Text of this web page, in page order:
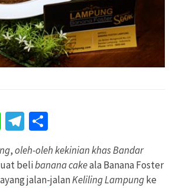
LineTelegram
,oleh-oleh kekinian khas Bandar
belibanana cakeala Banana Foster
jalan-jalanKeliling Lampungke